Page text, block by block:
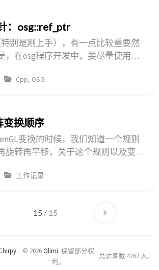
间没有ugly的代码。 规范标准 首先
编码规范。 C++规范 一． 变量声...
：osg::ref_ptr
别是刚上手），有一点比较重要然
，在osg程序开发中，要尽量使用
类都是继承于osg::Referenced，
基于其内存管理策略，大部分类的析
...
Cpp, OSG
变换顺序
变换的时候，我们知道一个规则
旋转再平移，关于这个规则以及变换
是比如我们希望变换是基于某个点进
标为（x,y），则平移为T(-x,-y)），
工作记录
15 / 15
© 2026Olimi. 保留部分权
利。
总访客数 4262 人。